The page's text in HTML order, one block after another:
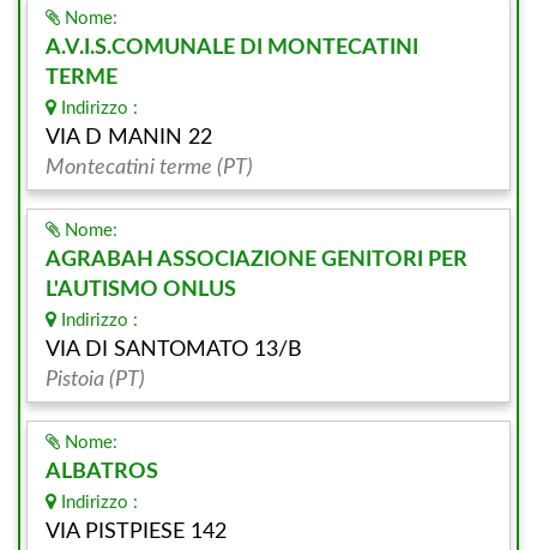
Nome:
A.V.I.S.COMUNALE DI MONTECATINI
TERME
Indirizzo :
VIA D MANIN 22
Montecatini terme (PT)
Nome:
AGRABAH ASSOCIAZIONE GENITORI PER
L'AUTISMO ONLUS
Indirizzo :
VIA DI SANTOMATO 13/B
Pistoia (PT)
Nome:
ALBATROS
Indirizzo :
VIA PISTPIESE 142